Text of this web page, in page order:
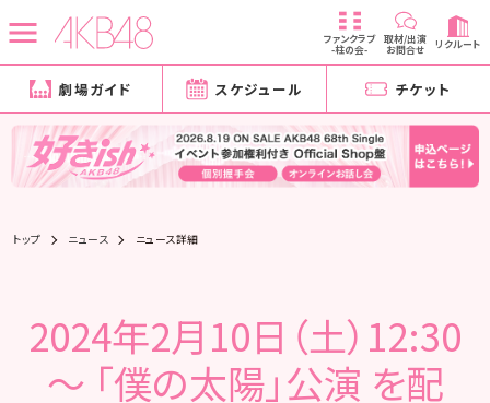
ファンクラブ
-柱の会-
取材/出演
お問合せ リクルート
劇場ガイド スケジュール チケット
トップ ニュース ニュース詳細
2024年2月10日（土）12:30
～ 「僕の太陽」公演 を配